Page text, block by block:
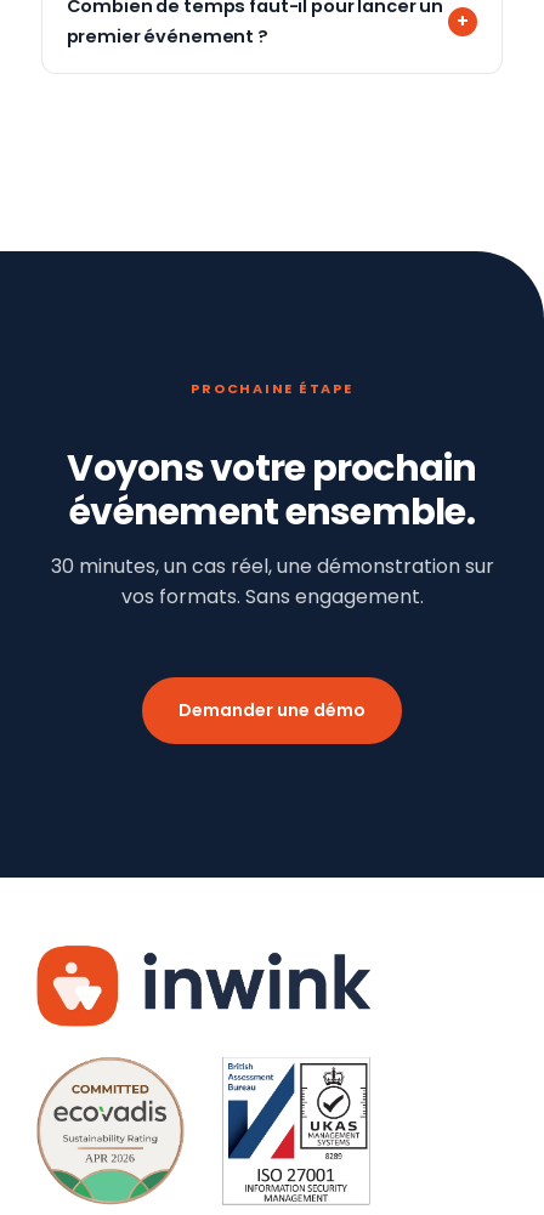
Combien de temps faut-il pour lancer un
premier événement ?
PROCHAINE ÉTAPE
Voyons votre prochain
événement ensemble.
30 minutes, un cas réel, une démonstration sur
vos formats. Sans engagement.
Demander une démo